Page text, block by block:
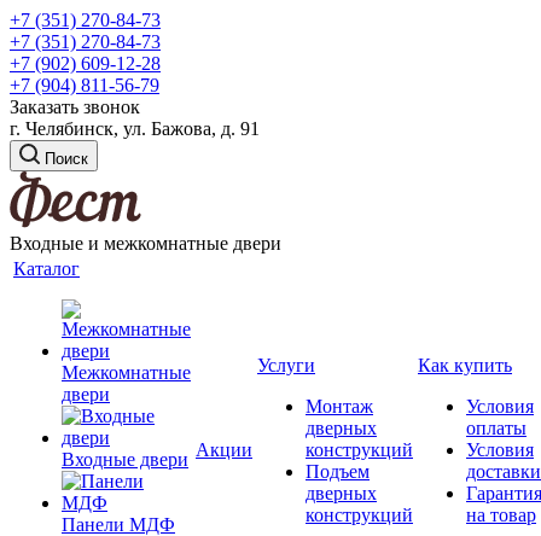
+7 (351) 270-84-73
+7 (351) 270-84-73
+7 (902) 609-12-28
+7 (904) 811-56-79
Заказать звонок
г. Челябинск, ул. Бажова, д. 91
Поиск
Входные и межкомнатные двери
Каталог
Межкомнатные
двери
Входные двери
Панели МДФ
Акции
Услуги
Монтаж
дверных
конструкций
Подъем
дверных
конструкций
Как купить
Условия
оплаты
Условия
доставки
Гарантия
на товар